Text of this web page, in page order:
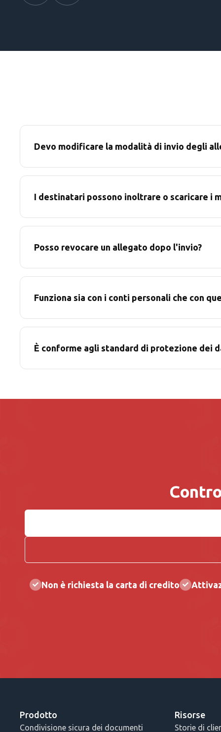
Devo modificare la modalità di invio degli
I destinatari possono inoltrare o scaricare i
Posso revocare un allegato dopo l'invio?
Funziona sia con i conti personali che con
È conforme agli standard di protezione dei
Non è richiesta la carta di credito
Prodotto
Condivisione sicura dei documenti
Risorse
Storie di